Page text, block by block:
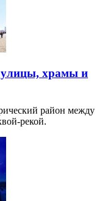
улицы, храмы и
район между
рекой.